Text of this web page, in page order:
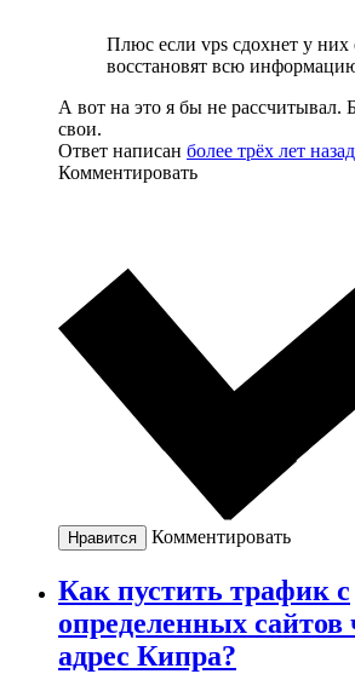
Плюс если vps сдохнет у них
восстановят всю
А вот на это я бы не рассчитывал.
свои.
Ответ написан более трёх лет назад
Комментировать
Нравится Комментировать
Как пустить трафик с
определенных сайтов
адрес Кипра?